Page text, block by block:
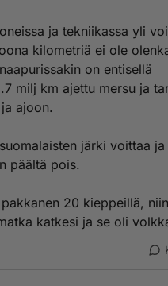
ja tekniikassa yli
kilometriä ei ole
on entisellä
milj km ajettu mersu ja
ajoon.
järki voittaa
päältä pois.
20 kieppeillä,
katkesi ja se oli